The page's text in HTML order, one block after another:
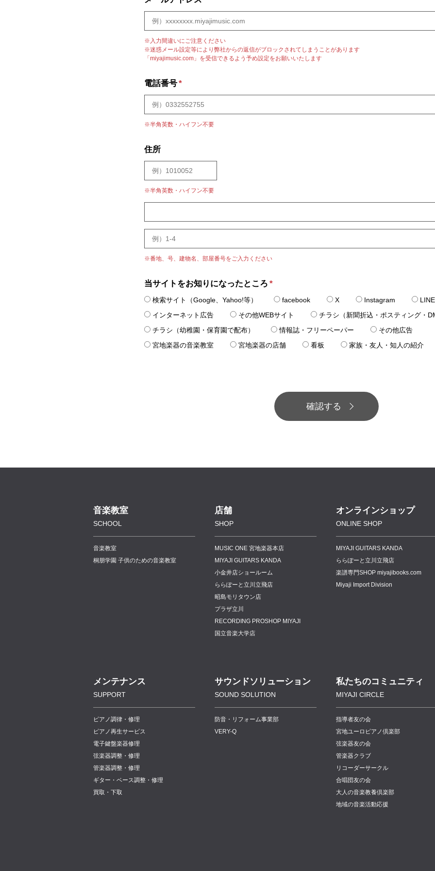
※入力間違いにご注意ください
※迷惑メール設定等により弊社からの返信がブロックされてしまうことがあります
「miyajimusic.com」を受信できるよう予め設定をお願いいたします
電話番号*
※半角英数・ハイフン不要
住所
※半角英数・ハイフン不要
※番地、号、建物名、部屋番号をご入力ください
当サイトをお知りになったところ *
検索サイト（Google、Yahoo!等） facebook X Instagram
LINE
インターネット広告
その他WEBサイト
チラシ（新聞折込・ポスティング・
チラシ（幼稚園・保育園で配布）
情報誌・フリーペーパー
その他広告
宮地楽器の音楽教室
宮地楽器の店舗 看板 家族・友人・知人の紹介
音楽教室
SCHOOL
音楽教室
桐朋学園 子供のための音楽教室
店舗
SHOP
MUSIC ONE 宮地楽器本店
MIYAJI GUITARS KANDA
小金井店ショールーム
ららぽーと立川立飛店
昭島モリタウン店
プラザ立川
RECORDING PROSHOP MIYAJI
国立音楽大学店
オンラインショップ
ONLINE SHOP
MIYAJI GUITARS KANDA
ららぽーと立川立飛店
楽譜専門SHOP miyajibooks.com
Miyaji Import Division
メンテナンス
SUPPORT
ピアノ調律・修理
ピアノ再生サービス
電子鍵盤楽器修理
弦楽器調整・修理
管楽器調整・修理
ギター・ベース調整・修理
買取・下取
サウンドソリューション
SOUND SOLUTION
防音・リフォーム事業部
VERY-Q
私たちのコミュニティ
MIYAJI CIRCLE
指導者友の会
宮地ユーロピアノ倶楽部
弦楽器友の会
管楽器クラブ
リコーダーサークル
合唱団友の会
大人の音楽教養倶楽部
地域の音楽活動応援